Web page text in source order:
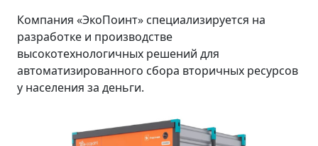
Компания «ЭкоПоинт» специализируется на
разработке и производстве
высокотехнологичных решений для
автоматизированного сбора вторичных ресурсов
у населения за деньги.